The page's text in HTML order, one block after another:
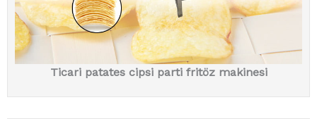
Ticari patates cipsi parti fritöz makinesi